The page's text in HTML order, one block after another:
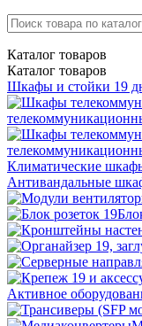
Каталог товаров
Каталог товаров
Шкафы и стойки 19
Климатические
Антивандальные
Активное